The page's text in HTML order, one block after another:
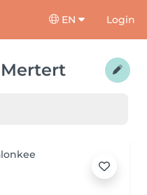
EN Login
Mertert